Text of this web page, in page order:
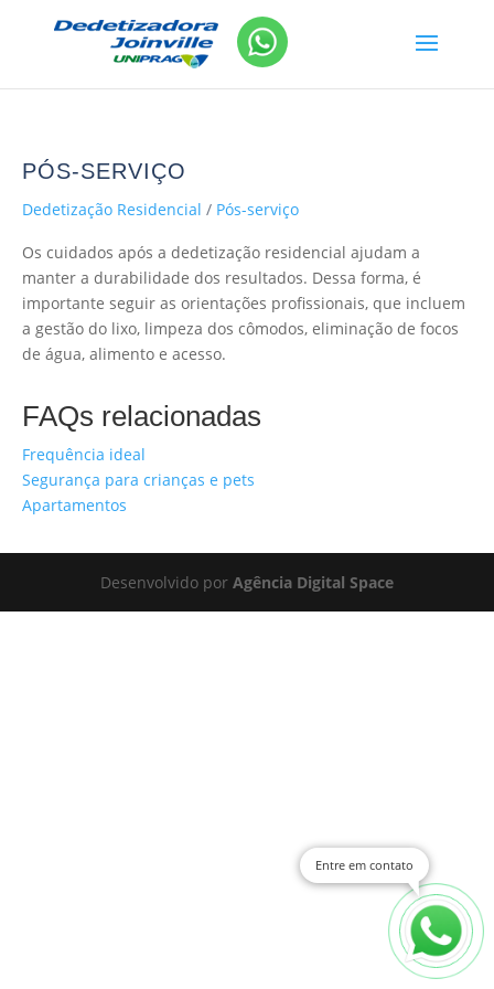
PÓS-SERVIÇO
Dedetização Residencial / Pós-serviço
Os cuidados após a dedetização residencial ajudam a
manter a durabilidade dos resultados. Dessa forma, é
importante seguir as orientações profissionais, que incluem
a gestão do lixo, limpeza dos cômodos, eliminação de focos
de água, alimento e acesso.
FAQs relacionadas
Frequência ideal
Segurança para crianças e pets
Apartamentos
Desenvolvido por Agência Digital Space
Entre em contato